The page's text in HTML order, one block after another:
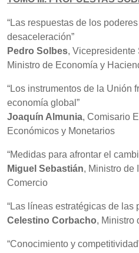
“Las respuestas de los
desaceleración”
Pedro Solbes, Vicepresidente
Ministro de Economía y
“Los instrumentos de la Unión
economía global”
Joaquín Almunia, Comisario
Económicos y Monetarios
“Medidas para afrontar el
Miguel Sebastián, Ministro de
Comercio
“Las líneas estratégicas de las
Celestino Corbacho, Ministro
“Conocimiento y